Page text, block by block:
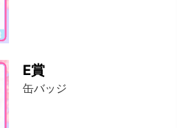
E賞
缶バッジ